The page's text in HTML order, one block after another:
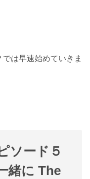
は早速始めていきま
ソード５
緒に The